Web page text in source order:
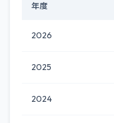
年度
2026
2025
2024